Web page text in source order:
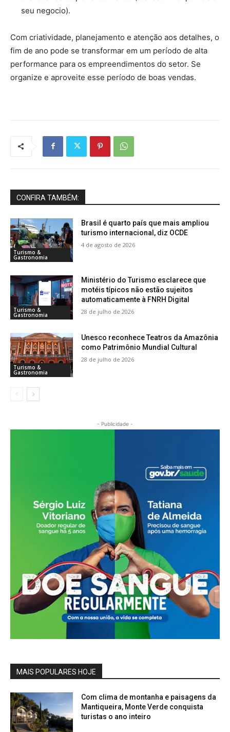
seu negocio).
Com criatividade, planejamento e atenção aos detalhes, o
fim de ano pode se transformar em um período de alta
performance para os empreendimentos do setor. Se
organize e aproveite esse período de boas vendas.
CONFIRA TAMBÉM:
Turismo &
Gastronomia
Brasil é quarto país que mais ampliou
turismo internacional, diz OCDE
4 de agosto de 2026
Turismo &
Gastronomia
Ministério do Turismo esclarece que
motéis típicos não estão sujeitos
automaticamente à FNRH Digital
28 de julho de 2026
Turismo &
Gastronomia
Unesco reconhece Teatros da Amazônia
como Patrimônio Mundial Cultural
28 de julho de 2026
- Publicidade -
MAIS POPULARES HOJE
Com clima de montanha e paisagens da
Mantiqueira, Monte Verde conquista
turistas o ano inteiro